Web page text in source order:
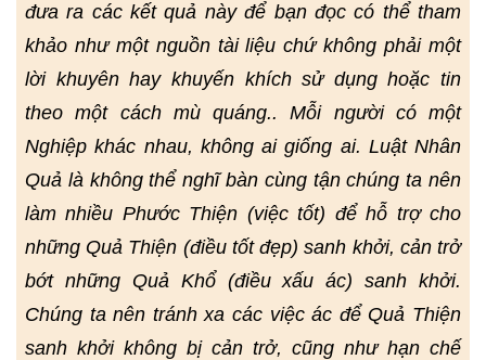
đưa ra các kết quả này để bạn đọc có thể tham
khảo như một nguồn tài liệu chứ không phải một
lời khuyên hay khuyến khích sử dụng hoặc tin
theo một cách mù quáng.. Mỗi người có một
Nghiệp khác nhau, không ai giống ai. Luật Nhân
Quả là không thể nghĩ bàn cùng tận chúng ta nên
làm nhiều Phước Thiện (việc tốt) để hỗ trợ cho
những Quả Thiện (điều tốt đẹp) sanh khởi, cản trở
bớt những Quả Khổ (điều xấu ác) sanh khởi.
Chúng ta nên tránh xa các việc ác để Quả Thiện
sanh khởi không bị cản trở, cũng như hạn chế